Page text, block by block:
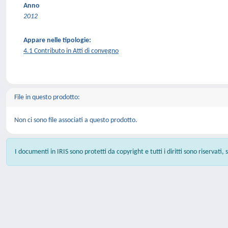
Anno
2012
Appare nelle tipologie:
4.1 Contributo in Atti di convegno
File in questo prodotto:
Non ci sono file associati a questo prodotto.
I documenti in IRIS sono protetti da copyright e tutti i diritti sono riservati,